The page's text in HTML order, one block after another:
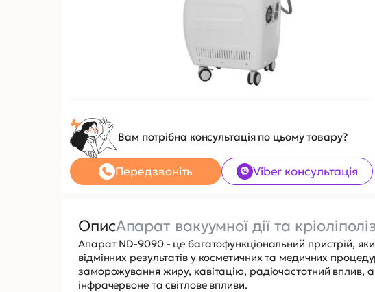
Вам потрібна консультація по цьому товару?
Передзвоніть Viber консультація
ОписАпарат вакуумної дії та
Апарат ND-9090 - це багатофункціональний пристрій,
відмінних результатів у косметичних та медичних
заморожування жиру, кавітацію, радіочастотний вплив,
інфрачервоне та світлове впливи.